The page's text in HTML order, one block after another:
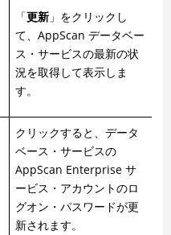
「更新」をクリックし
て、AppScan データベー
ス・サービスの最新の状
況を取得して表示しま
す。
クリックすると、データ
ベース・サービスの
AppScan Enterprise サ
ービス・アカウントのロ
グオン・パスワードが更
新されます。